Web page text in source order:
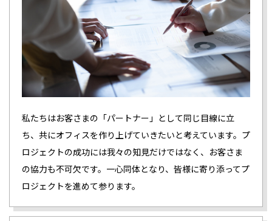
私たちはお客さまの「パートナー」として同じ目線に立
ち、共にオフィスを作り上げていきたいと考えています。プ
ロジェクトの成功には我々の知見だけではなく、お客さま
の協力も不可欠です。一心同体となり、皆様に寄り添ってプ
ロジェクトを進めて参ります。